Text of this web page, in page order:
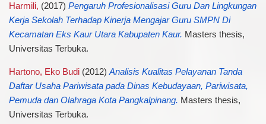
Harmili, (2017) Pengaruh Profesionalisasi Guru Dan Lingkungan
Kerja Sekolah Terhadap Kinerja Mengajar Guru SMPN Di
Kecamatan Eks Kaur Utara Kabupaten Kaur. Masters thesis,
Universitas Terbuka.
Hartono, Eko Budi(2012) Analisis Kualitas Pelayanan Tanda
Daftar Usaha Pariwisata pada Dinas Kebudayaan, Pariwisata,
Pemuda dan Olahraga Kota Pangkalpinang. Masters thesis,
Universitas Terbuka.